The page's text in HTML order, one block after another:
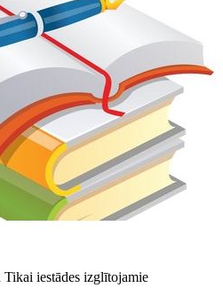
Tikai iestādes izglītojamie